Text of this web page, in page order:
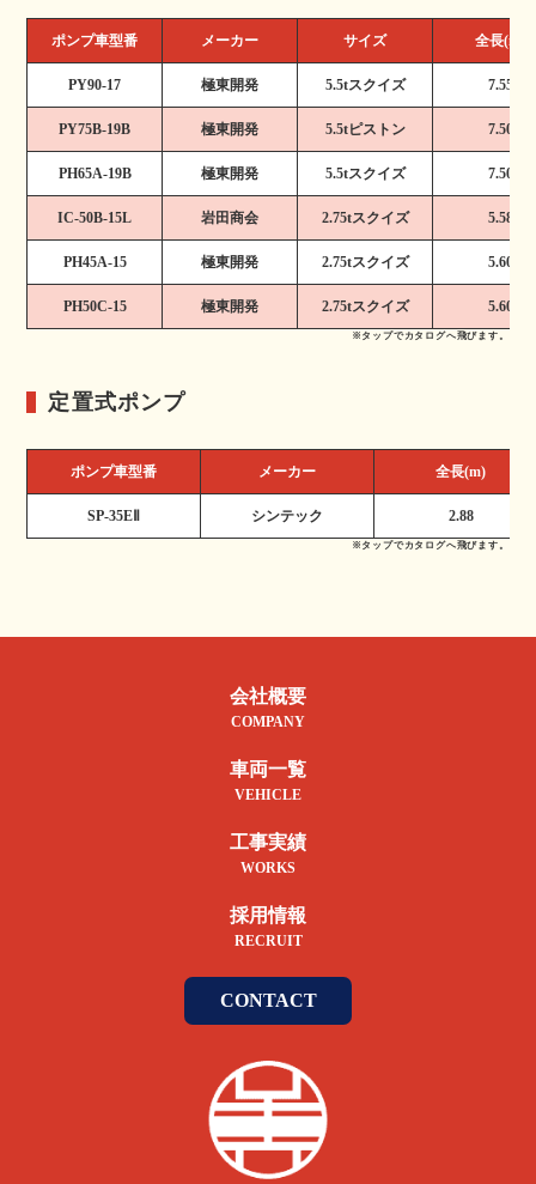
ポンプ車型番 メーカー サイズ 全長(m)
PY90-17 極東開発 5.5tスクイズ 7.55
PY75B-19B 極東開発 5.5tピストン 7.50
PH65A-19B 極東開発 5.5tスクイズ 7.50
IC-50B-15L 岩田商会 2.75tスクイズ 5.58
PH45A-15 極東開発 2.75tスクイズ 5.60
PH50C-15 極東開発 2.75tスクイズ 5.60
※タップでカタログへ飛びます。
定置式ポンプ
ポンプ車型番 メーカー 全長(m)
SP-35EⅡ シンテック 2.88
※タップでカタログへ飛びます。
会社概要
COMPANY
車両一覧
VEHICLE
工事実績
WORKS
採用情報
RECRUIT
CONTACT